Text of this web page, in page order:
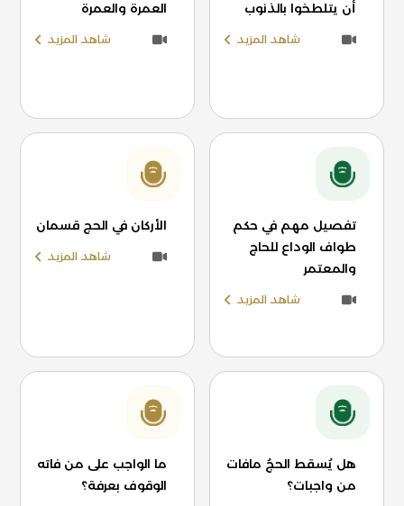
أن يتلطخوا بالذنوب
شاهد المزيد
العمرة والعمرة
شاهد المزيد
تفصيل مهم في حكم
طواف الوداع للحاج
والمعتمر
شاهد المزيد
الأركان في الحج قسمان
شاهد المزيد
هل يُسقط الحجُ مافات
من واجبات؟
ما الواجب على من فاته
الوقوف بعرفة؟